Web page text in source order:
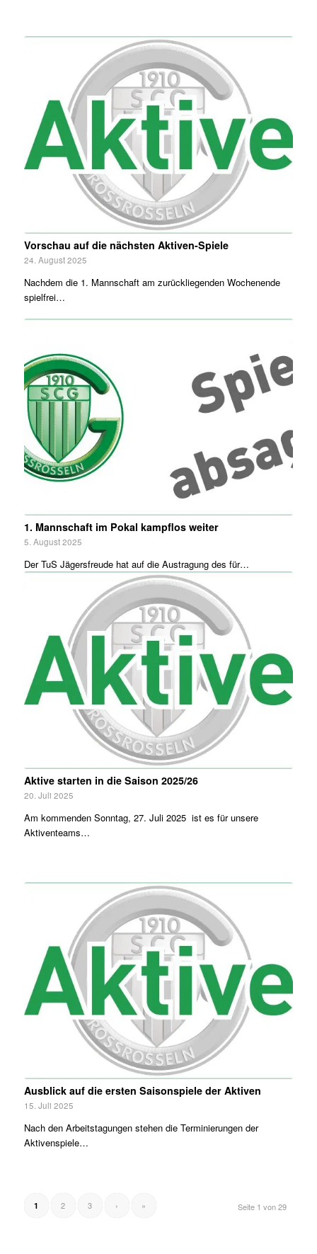
Vorschau auf die nächsten Aktiven-Spiele
24. August 2025
Nachdem die 1. Mannschaft am zurückliegenden Wochenende
spielfrei…
1. Mannschaft im Pokal kampflos weiter
5. August 2025
Der TuS Jägersfreude hat auf die Austragung des für…
Aktive starten in die Saison 2025/26
20. Juli 2025
Am kommenden Sonntag, 27. Juli 2025 ist es für unsere
Aktiventeams…
Ausblick auf die ersten Saisonspiele der Aktiven
15. Juli 2025
Nach den Arbeitstagungen stehen die Terminierungen der
Aktivenspiele…
Seite 1 von 29
1 2 3 › »